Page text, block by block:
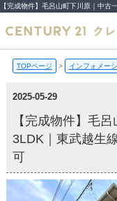
TOPページ > インフォメー
2025-05-29
【完成物件】毛
3LDK｜東武越生
可